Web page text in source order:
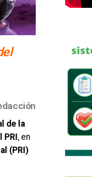
de la
PRI, en
(PRI)